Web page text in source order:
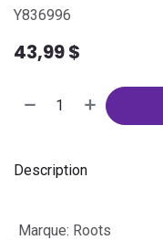
Y836996
43,99$
Description
Marque: Roots